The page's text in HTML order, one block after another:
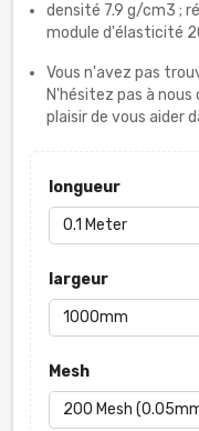
densité 7.9 g/cm3 ;
module d'élasticité
Vous n'avez pas
N'hésitez pas à
plaisir de vous aider
longueur
largeur
Mesh